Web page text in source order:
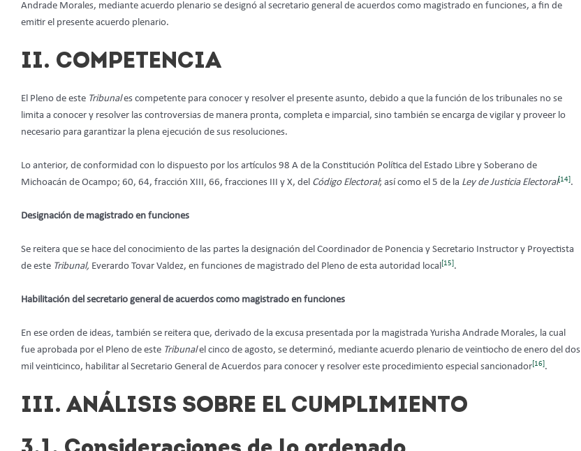
Andrade Morales, mediante acuerdo plenario se designó al secretario general de acuerdos como magistrado en funciones, a fin de
emitir el presente acuerdo plenario.
II. COMPETENCIA
El Pleno de este Tribunales competente para conocer y resolver el presente asunto, debido a que la función de los tribunales no se
limita a conocer y resolver las controversias de manera pronta, completa e imparcial, sino también se encarga de vigilar y proveer lo
necesario para garantizar la plena ejecución de sus resoluciones.
Lo anterior, de conformidad con lo dispuesto por los artículos 98 A de la Constitución Política del Estado Libre y Soberano de
Michoacán de Ocampo; 60, 64, fracción XIII, 66, fracciones III y X, del Código Electoral; así como el 5 de la Ley de Justicia Electoral[14] .
Designación de magistrado en funciones
Se reitera que se hace del conocimiento de las partes la designación del Coordinador de Ponencia y Secretario Instructor y Proyectista
de este Tribunal, Everardo Tovar Valdez, en funciones de magistrado del Pleno de esta autoridad local [15] .
Habilitación del secretario general de acuerdos como magistrado en funciones
En ese orden de ideas, también se reitera que, derivado de la excusa presentada por la magistrada Yurisha Andrade Morales, la cual
fue aprobada por el Pleno de este Tribunalel cinco de agosto, se determinó, mediante acuerdo plenario de veintiocho de enero del dos
mil veinticinco, habilitar al Secretario General de Acuerdos para conocer y resolver este procedimiento especial sancionador [16] .
III. ANÁLISIS SOBRE EL CUMPLIMIENTO